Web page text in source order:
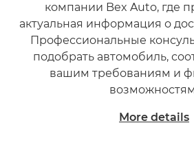
компании Bex Auto, где
актуальная информация о
Профессиональные
подобрать автомобиль,
вашим требованиям и
More details